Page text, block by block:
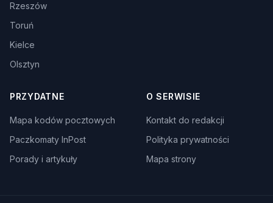
Rzeszów
Toruń
Kielce
Olsztyn
PRZYDATNE
Mapa kodów pocztowych
Paczkomaty InPost
Porady i artykuły
O SERWISIE
Kontakt do redakcji
Polityka prywatności
Mapa strony